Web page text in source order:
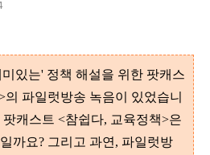
있는' 정책 해설을 위한 팟캐스
의 파일럿방송 녹음이 있었습니
캐스트 <참쉽다, 교육정책>은
까요? 그리고 과연, 파일럿방